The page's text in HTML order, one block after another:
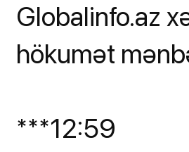
Globalinfo.az
hökumət
***12:59